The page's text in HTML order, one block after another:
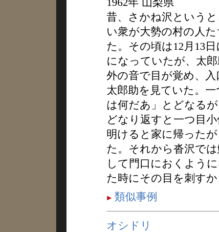
昔、さかね沢という
い衆が大勢の村の人
た。その頃は12月13
になっていたが、太
外の音で目が覚め、
太郎助を見ていた。
は何だあ」とどなる
どなり返すと一つ目
明けると家に帰った
た。それから沓沢で
して門口におくよう
た時にその目を刺す
類似事例
オシドリ